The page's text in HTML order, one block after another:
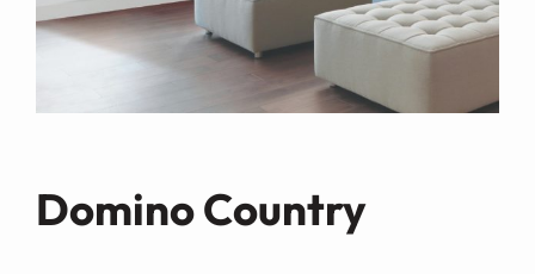
Domino Country